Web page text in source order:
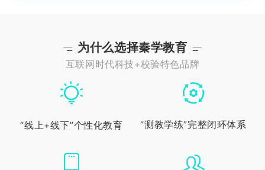
为什么选择秦学教育
互联网时代科技+校验特色品牌
“线上+线下”个性化教育 “测教学练”完整闭环体系